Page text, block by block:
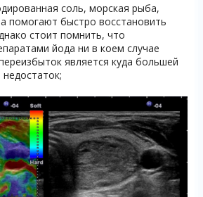
соль, морская рыба,
помогают быстро восстановить
стоит помнить, что
йода ни в коем случае
является куда большей